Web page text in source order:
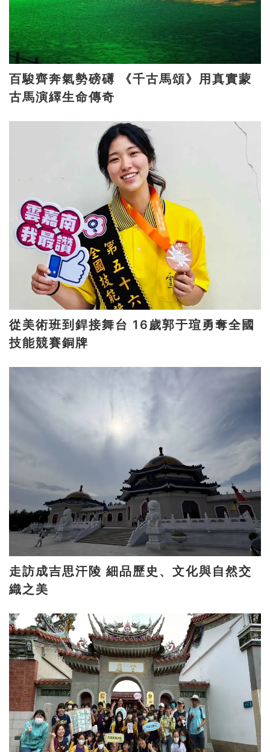
百駿齊奔氣勢磅礡 《千古馬頌》用真實蒙
古馬演繹生命傳奇
從美術班到銲接舞台 16歲郭于瑄勇奪全國
技能競賽銅牌
走訪成吉思汗陵 細品歷史、文化與自然交
織之美